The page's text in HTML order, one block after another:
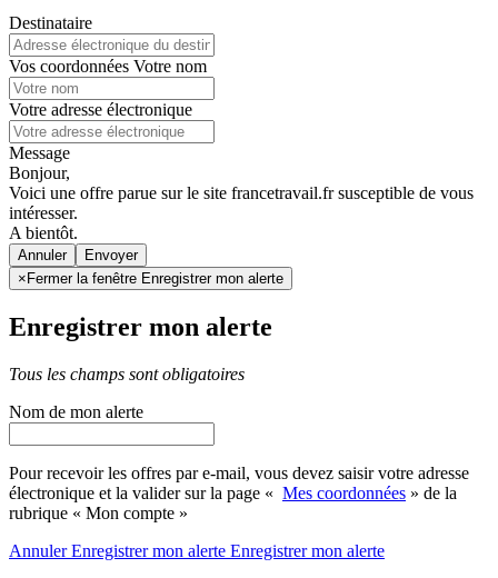
Destinataire
Vos coordonnées Votre nom
Votre adresse électronique
Message
Bonjour,
Voici une offre parue sur le site francetravail.fr susceptible de vous
intéresser.
A bientôt.
Annuler
× Fermer la fenêtre Enregistrer mon alerte
Enregistrer mon alerte
Tous les champs sont obligatoires
Nom de mon alerte
Pour recevoir les offres par e-mail, vous devez saisir votre adresse
électronique et la valider sur la page « Mes coordonnées » de la
rubrique « Mon compte »
AnnulerEnregistrer mon alerte Enregistrermon alerte